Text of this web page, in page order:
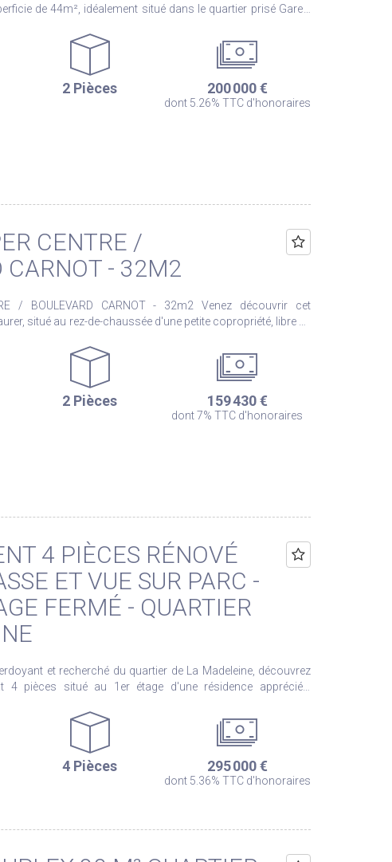
de 44m², idéalement situé dans le quartier prisé Gare /
ainsi que d'une salle de bains avec WC. Vous pourrez
plein sud, offrant une belle luminosité dans la pièce
Situé au pied
des axes rapides et des commerces de proximité, cet
par son emplacement, son cachet et sa luminosité.
2 Pièces 200 000 €
dont 5.26% TTC d'honoraires
CENTRE /
CARNOT - 32M2
CARNOT - 32m2 Venez découvrir cet
situé au rez-de-chaussée d'une petite copropriété, libre de
de douche ainsi que des WC séparé. Situé à proximité
et des commerces. L'immeuble possède également un
2 Pièces 159 430 €
dont 7% TTC d'honoraires
4 PIÈCES RÉNOVÉ
ET VUE SUR PARC -
FERMÉ - QUARTIER
et recherché du quartier de La Madeleine, découvrez
4 pièces situé au 1er étage d'une résidence appréciée,
travaux. Il se compose d'un vaste séjour convivial, d'une
de trois chambres, d'un dressing, d'une salle d'eau
également d'une agréable
sur le parc arboré de la copropriété, sans aucun vis-à-
et financés, comprenant notamment le ravalement des
4 Pièces 295 000 €
dont 5.36% TTC d'honoraires